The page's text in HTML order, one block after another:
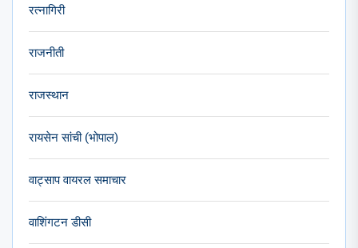
रत्नागिरी
राजनीती
राजस्थान
रायसेन सांची (भोपाल)
वाट्साप वायरल समाचार
वाशिंगटन डीसी